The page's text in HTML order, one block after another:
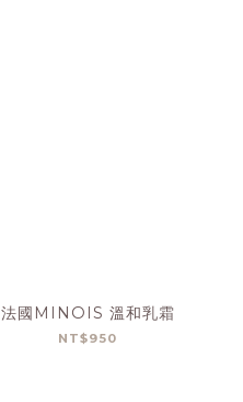
法國MINOIS 溫和乳霜
NT$950